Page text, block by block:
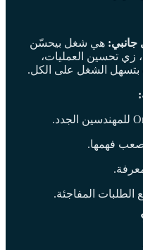
جانبي: هي شغل بيحسّن
زي تحسين العمليات،
بتسهل الشغل على الكل.
صعب فهمها.
الطلبات المفاجئة.